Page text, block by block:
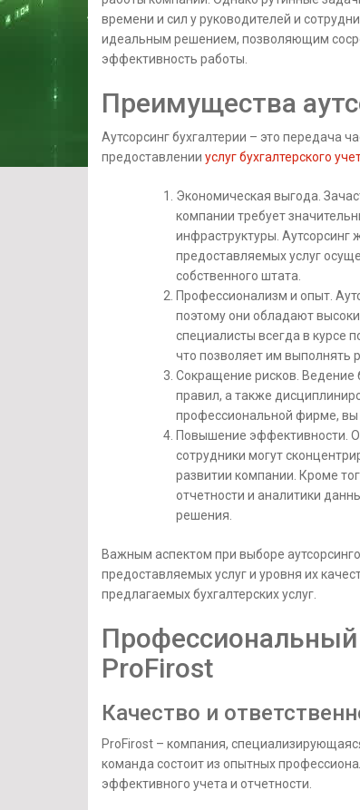
времени и сил у руководителей и
идеальным решением, позволяющим
эффективность работы.
Преимущества
Аутсорсинг бухгалтерии – это передача
предоставлении услуг бухгалтерского
Экономическая выгода.
компании требует
инфраструктуры. Аутсорсинг
предоставляемых услуг
собственного штата.
Профессионализм и опыт.
поэтому они обладают
специалисты всегда в курсе
что позволяет им выполнять
Сокращение рисков. Ведение
правил, а также
профессиональной фирме,
Повышение эффективности.
сотрудники могут
развитии компании. Кроме
отчетности и аналитики
решения.
Важным аспектом при выборе
предоставляемых услуг и уровня их
предлагаемых бухгалтерских услуг.
Профессиональный
ProFirost
Качество и
ProFirost – компания,
команда состоит из опытных
эффективного учета и отчетности.